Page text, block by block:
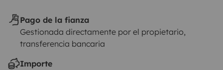
Pago de la fianza
Gestionada directamente por el propietario,
transferencia bancaria
Importe